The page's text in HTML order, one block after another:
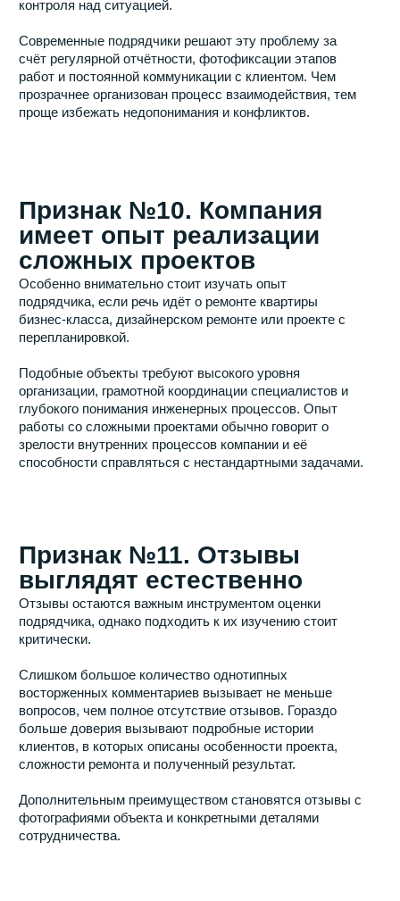
оценить прозрачность работы подрядчика, качество
нести ответственность за результат.
Хороший подрядчик не обещает невозможного, не
скрывает детали сотрудничества и помогает заказчику
принимать взвешенные решения на протяжении всего
ремонта. Именно такой подход позволяет получить
качественный ремонт квартиры без лишних расходов,
Хотите переехать в новую
квартиру с чемоданом, а не
с рулеткой и списком
покупок?
Заезжай — это ремонт, где мы делаем всё, чтобы
вы просто жили. Оставьте заявку — расскажем,
как выглядит ваш будущий переезд без участия в
стройке.
Звоните прямо сейчас:
+7 (495) 665-25-95
Если удобно, пишите:
Или просто оставьте заявку в форме ниже
и мы свяжемся с вами в ближайшее время для
обсуждения всех деталей
+7
менеджер свяжется с вами в ближайшее время
для уточнения всех деталей и организации
выезда замерщика
Я даю
согласие на обработку моих персональных
данныхв соответствии с